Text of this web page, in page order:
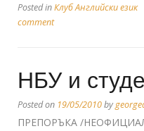
Posted inКлуб Английски език
comment
НБУ и
Posted on 19/05/2010by
ПРЕПОРЪКА /